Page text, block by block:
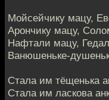
Мойсейчику мацу,
Арончику мацу,
Нафтали мацу,
Ванюшеньке-
Стала им тёщенька
Стала им ласкова